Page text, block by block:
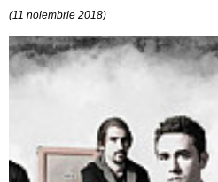
(11 noiembrie 2018)